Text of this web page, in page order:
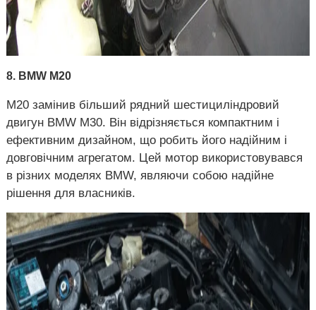
8. BMW M20
M20 замінив більший рядний шестициліндровий
двигун BMW M30. Він відрізняється компактним і
ефективним дизайном, що робить його надійним і
довговічним агрегатом. Цей мотор використовувався
в різних моделях BMW, являючи собою надійне
рішення для власників.